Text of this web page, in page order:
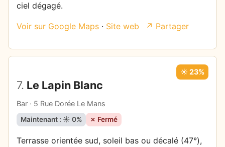
ciel dégagé.
Voir sur Google Maps · Site web ↗ Partager
7. Le Lapin Blanc
Bar · 5 Rue Dorée Le Mans
☀️ 23%
Maintenant : ☀️ 0% ✗ Fermé
Terrasse orientée sud, soleil bas ou décalé (47°),